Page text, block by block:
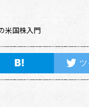
米国株入門
ツ